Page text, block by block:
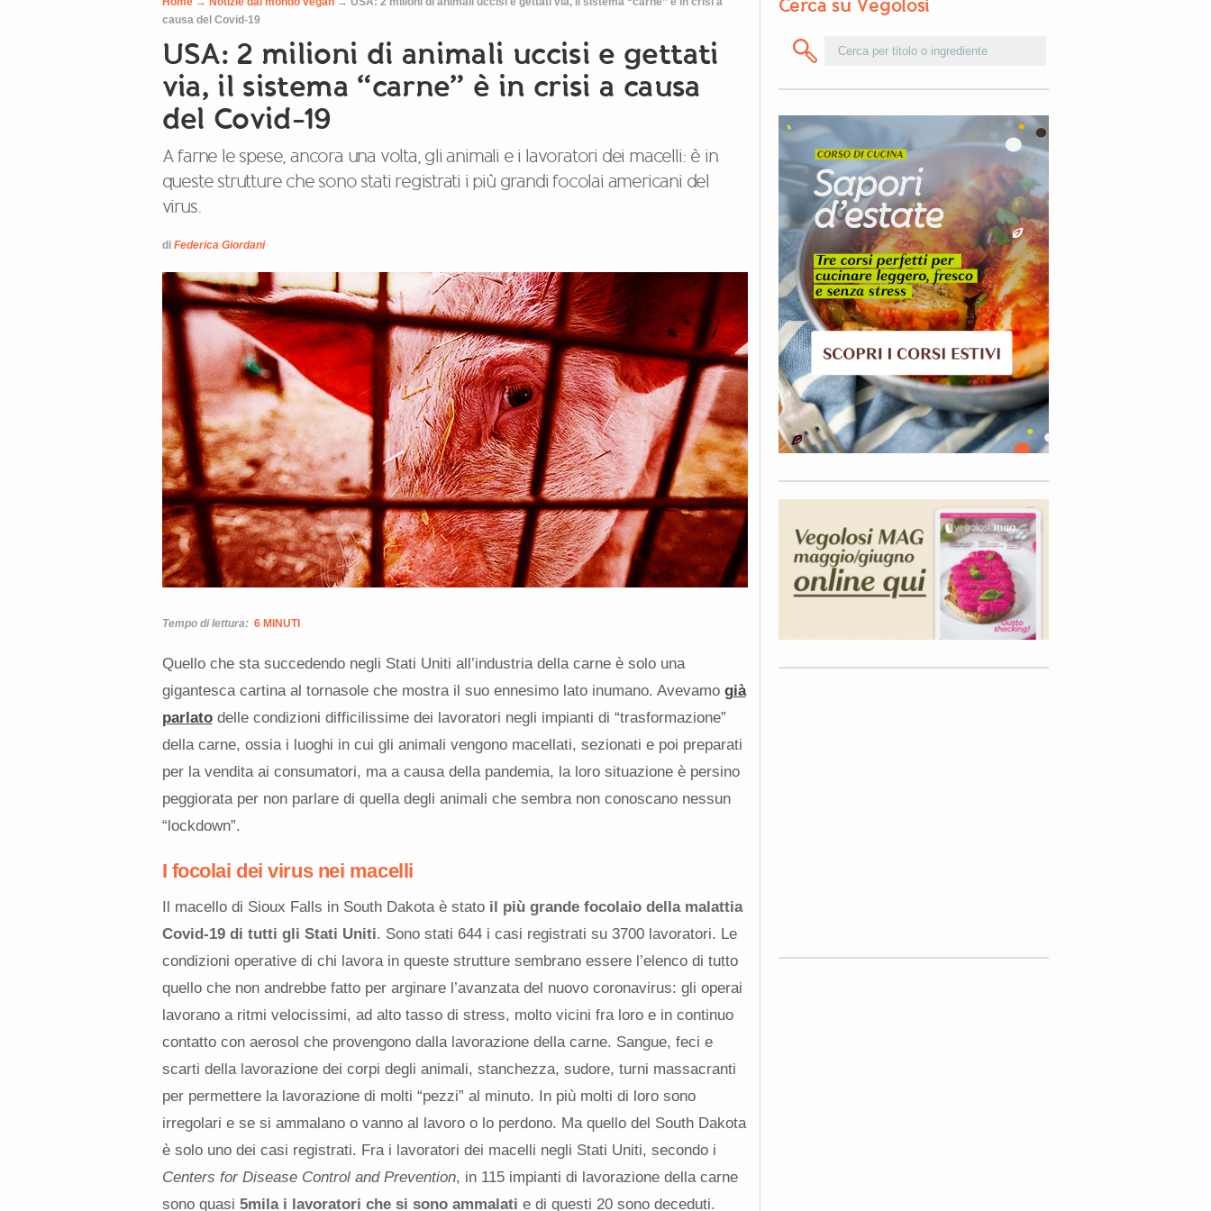
causa del Covid-19
USA: 2 milioni di animali uccisi e gettati
via, il sistema “carne” è in crisi a causa
del Covid-19
A farne le spese, ancora una volta, gli animali e i lavoratori dei macelli: è in
queste strutture che sono stati registrati i più grandi focolai americani del
virus.
di Federica Giordani
Tempo di lettura: 6 MINUTI
Quello che sta succedendo negli Stati Uniti all’industria della carne è solo una
gigantesca cartina al tornasole che mostra il suo ennesimo lato inumano. Avevamo già
parlatodelle condizioni difficilissime dei lavoratori negli impianti di “trasformazione”
della carne, ossia i luoghi in cui gli animali vengono macellati, sezionati e poi preparati
per la vendita ai consumatori, ma a causa della pandemia, la loro situazione è persino
peggiorata per non parlare di quella degli animali che sembra non conoscano nessun
“lockdown”.
I focolai dei virus nei macelli
Il macello di Sioux Falls in South Dakota è stato il più grande focolaio della malattia
Covid-19 di tutti gli Stati Uniti. Sono stati 644 i casi registrati su 3700 lavoratori. Le
condizioni operative di chi lavora in queste strutture sembrano essere l’elenco di tutto
quello che non andrebbe fatto per arginare l’avanzata del nuovo coronavirus: gli operai
lavorano a ritmi velocissimi, ad alto tasso di stress, molto vicini fra loro e in continuo
contatto con aerosol che provengono dalla lavorazione della carne. Sangue, feci e
scarti della lavorazione dei corpi degli animali, stanchezza, sudore, turni massacranti
per permettere la lavorazione di molti “pezzi” al minuto. In più molti di loro sono
irregolari e se si ammalano o vanno al lavoro o lo perdono. Ma quello del South Dakota
è solo uno dei casi registrati. Fra i lavoratori dei macelli negli Stati Uniti, secondo i
Centers for Disease Control and Prevention, in 115 impianti di lavorazione della carne
sono quasi 5mila i lavoratori che si sono ammalati e di questi 20 sono deceduti.
Cerca su Vegolosi